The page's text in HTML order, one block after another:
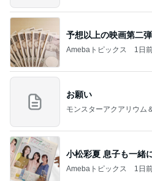
予想以上の映画第二
Amebaトピックス 1日
お願い
モンスターアクアリウム
小松彩夏 息子も一緒
Amebaトピックス 1日